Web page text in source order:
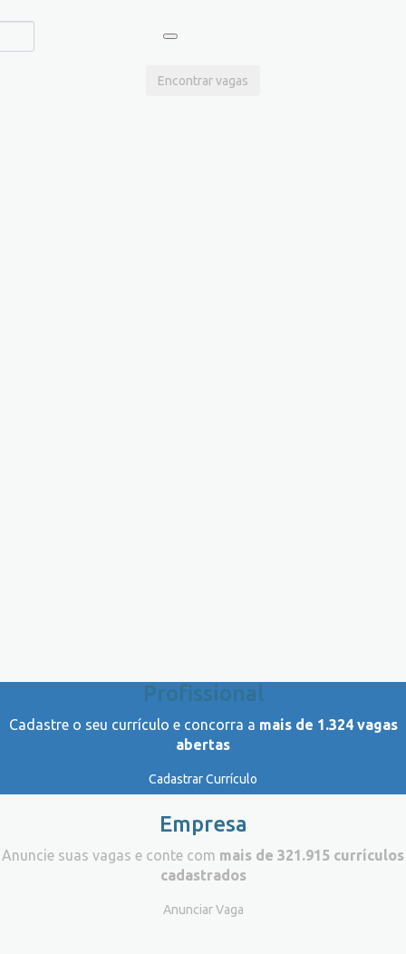
Encontrar vagas
Profissional
Cadastre o seu currículo e concorra a mais de 1.324 vagas
abertas
Cadastrar Currículo
Empresa
Anuncie suas vagas e conte com mais de 321.915 currículos
cadastrados
Anunciar Vaga